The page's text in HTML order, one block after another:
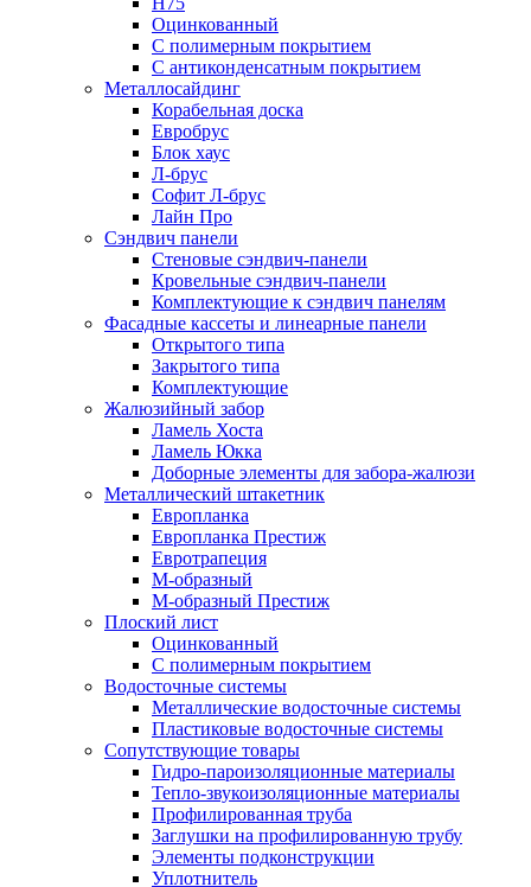
Оцинкованный
С полимерным покрытием
С антиконденсатным покрытием
Металлосайдинг
Корабельная доска
Евробрус
Блок хаус
Л-брус
Софит Л-брус
Лайн Про
Сэндвич панели
Стеновые сэндвич-панели
Кровельные сэндвич-панели
Комплектующие к сэндвич панелям
Фасадные кассеты и линеарные панели
Открытого типа
Закрытого типа
Комплектующие
Жалюзийный забор
Ламель Хоста
Ламель Юкка
Доборные элементы для забора-жалюзи
Металлический штакетник
Европланка
Европланка Престиж
Евротрапеция
М-образный
М-образный Престиж
Плоский лист
Оцинкованный
С полимерным покрытием
Водосточные системы
Металлические водосточные системы
Пластиковые водосточные системы
Сопутствующие товары
Гидро-пароизоляционные материалы
Тепло-звукоизоляционные материалы
Профилированная труба
Заглушки на профилированную трубу
Элементы подконструкции
Уплотнитель